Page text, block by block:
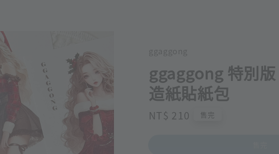
ggaggong 特別
造紙貼紙包
Regular
NT$ 210 售完